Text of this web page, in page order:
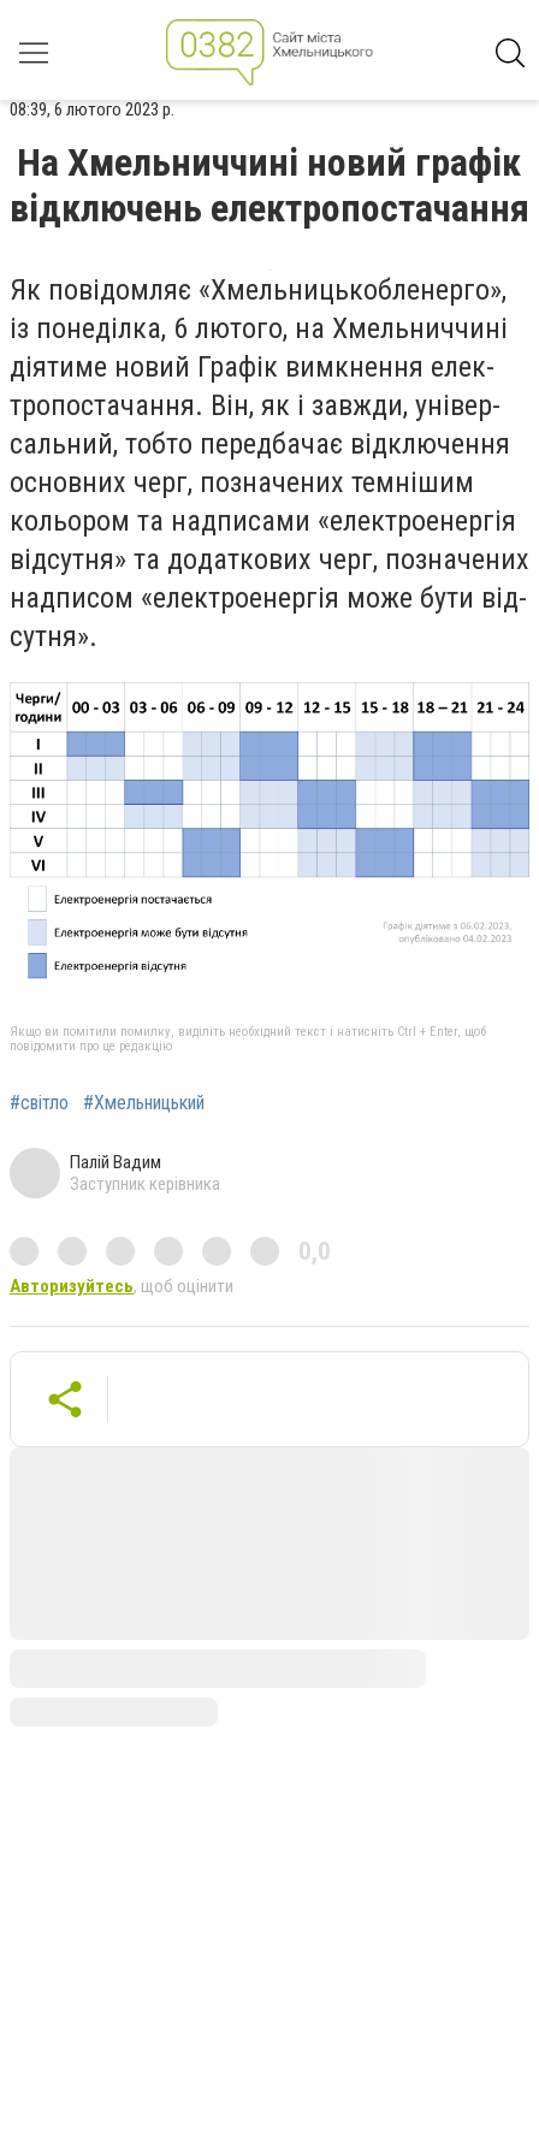
08:39, 6 лютого 2023 р.
На Хмельниччині новий графік
відключень електропостачання
Як по­ві­дом­ляє «Хмель­ницькоб­ле­нер­го»,
із по­не­діл­ка, 6 лю­то­го, на Хмель­нич­чи­ні
ді­яти­ме но­вий Гра­фік вим­кнен­ня елек­
тро­пос­та­чан­ня. Він, як і зав­жди, уні­вер­
саль­ний, тоб­то пе­ред­ба­чає від­клю­чен­ня
ос­новних черг, поз­на­че­них тем­ні­шим
кольором та над­пи­са­ми «елек­тро­енер­гія
від­сутня» та до­дат­ко­вих черг, поз­на­че­них
над­пи­сом «елек­тро­енер­гія мо­же бу­ти від­
сутня».
Якщо ви помітили помилку, виділіть необхідний текст і натисніть Ctrl + Enter, щоб
повідомити про це редакцію
#світло #Хмельницький
Палій Вадим
Заступник керівника
0,0
Авторизуйтесь, щоб оцінити